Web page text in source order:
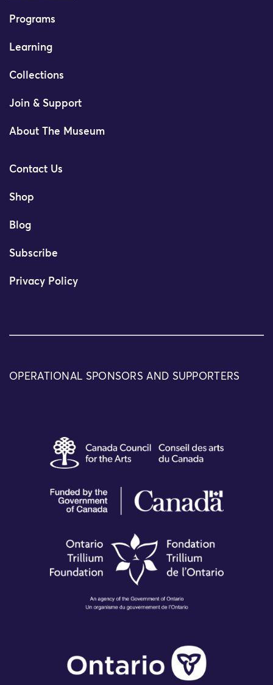
Programs
Learning
Collections
Join & Support
About The Museum
Contact Us
Shop
Blog
Subscribe
Privacy Policy
OPERATIONAL SPONSORS AND SUPPORTERS